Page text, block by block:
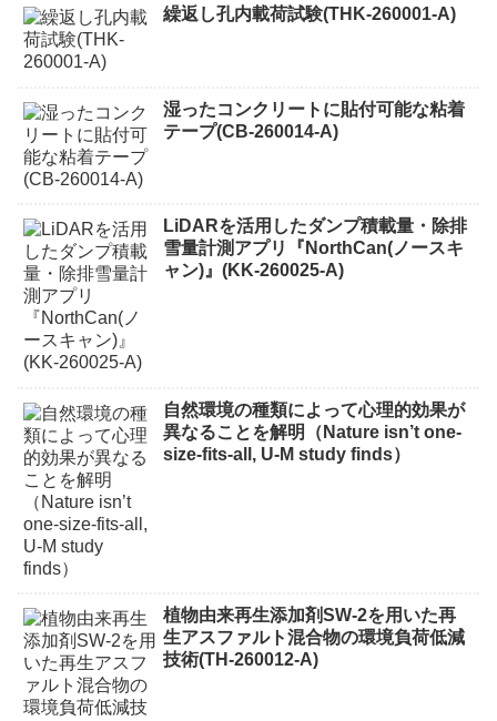
繰返し孔内載荷試験(THK-260001-A)
湿ったコンクリートに貼付可能な粘着
テープ(CB-260014-A)
LiDARを活用したダンプ積載量・除排
雪量計測アプリ『NorthCan(ノースキ
ャン)』(KK-260025-A)
自然環境の種類によって心理的効果が
異なることを解明（Nature isn’t one-
size-fits-all, U-M study finds）
植物由来再生添加剤SW-2を用いた再
生アスファルト混合物の環境負荷低減
技術(TH-260012-A)